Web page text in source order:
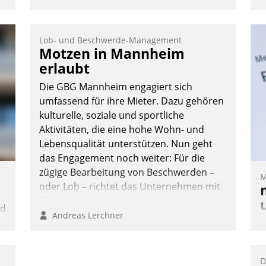
Lob- und Beschwerde-Management
Motzen in Mannheim
erlaubt
Die GBG Mannheim engagiert sich
umfassend für ihre Mieter. Dazu gehören
kulturelle, soziale und sportliche
Aktivitäten, die eine hohe Wohn- und
Lebensqualität unterstützen. Nun geht
das Engagement noch weiter: Für die
zügige Bearbeitung von Beschwerden –
oder Lob – richtet das Unternehmen mit
Beschwerde-Management einen eigenen
Andreas Lerchner